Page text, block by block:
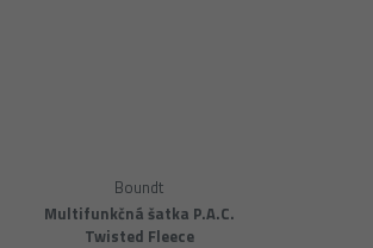
Multifunkčná šatka P.A.C.
Twisted Fleece
Boundt